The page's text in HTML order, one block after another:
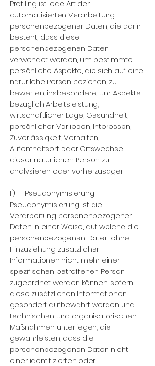
Profiling ist jede Art der
automatisierten Verarbeitung
personenbezogener Daten, die darin
besteht, dass diese
personenbezogenen Daten
verwendet werden, um bestimmte
persönliche Aspekte, die sich auf eine
natürliche Person beziehen, zu
bewerten, insbesondere, um Aspekte
bezüglich Arbeitsleistung,
wirtschaftlicher Lage, Gesundheit,
persönlicher Vorlieben, Interessen,
Zuverlässigkeit, Verhalten,
Aufenthaltsort oder Ortswechsel
dieser natürlichen Person zu
analysieren oder vorherzusagen.
f) Pseudonymisierung
Pseudonymisierung ist die
Verarbeitung personenbezogener
Daten in einer Weise, auf welche die
personenbezogenen Daten ohne
Hinzuziehung zusätzlicher
Informationen nicht mehr einer
spezifischen betroffenen Person
zugeordnet werden können, sofern
diese zusätzlichen Informationen
gesondert aufbewahrt werden und
technischen und organisatorischen
Maßnahmen unterliegen, die
gewährleisten, dass die
personenbezogenen Daten nicht
einer identifizierten oder